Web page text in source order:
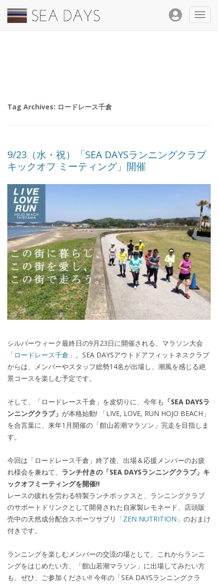
Tag Archives: ロードレース千倉
9/23（水・祝）「SEA DAYSランニングクラブ
キックオフ ミーティング」開催
シルバーウィーク最終日の9月23日に開催される、マラソン大会
「ロードレース千倉」 。SEA DAYSアウトドアフィットネスクラブ
からは、メンバーやスタッフ総勢14名が出場し、潮風を感じる絶
景コースを楽しむ予定です。
そして、「ロードレース千倉」を皮切りに、今年も 「SEA DAYSラ
ンニングクラブ」 が本格始動! 「LIVE, LOVE, RUN HOJO BEACH」
を合言葉に、来年1月開催の「館山若潮マラソン」完走を目指しま
す。
今回は「ロードレース千倉」終了後、出場＆応援メンバーのお疲
れ様会を兼ねて、 ランチ付きの「SEA DAYSランニングクラブ」キ
ックオフミーティングを開催!!
レースの疲れを労わる特製ランチボックスと、ランニングクラブ
のサポートドリンクとして開発された自家製レモネード、店頭販
売中の天然成分配合スポーツサプリ 「ZEN NUTRITION」 のおまけ
付きです。
ランニングを楽しむメンバーの交流の場として、これからランニ
ングをはじめたい方、「館山若潮マラソン」に出場してみたい方
も、ぜひ、ご参加ください!! 今年の「SEA DAYSランニングクラ